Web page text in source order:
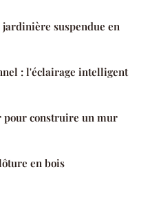
suspendue en
: l'éclairage intelligent
construire un mur
en bois